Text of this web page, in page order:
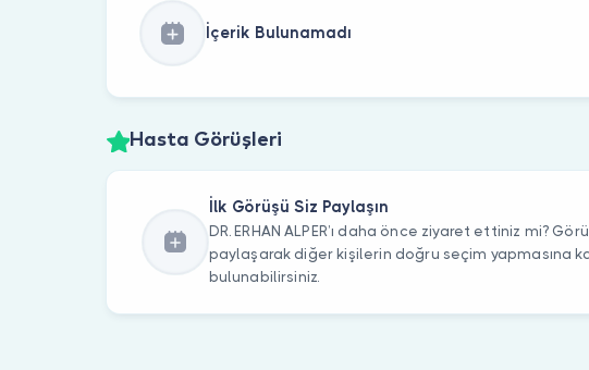
İçerik Bulunamadı
Hasta Görüşleri
İlk Görüşü Siz Paylaşın
DR. ERHAN ALPER’ı daha önce ziyaret ettiniz mi?
paylaşarak diğer kişilerin doğru seçim yapmasına
bulunabilirsiniz.